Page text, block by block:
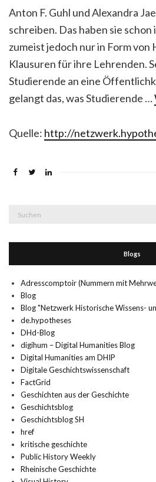
Anton F. Guhl und Alexandra
schreiben. Das haben sie schon
zumeist jedoch nur in Form
Klausuren für ihre Lehrenden.
Studierende an eine
gelangt das, was Studierende …
Quelle: http://
Blogs
Adresscomptoir (Nummern mit
Blog
Blog "Netzwerk Historische Wissens-
de.hypotheses
DHd-Blog
digihum – Digital Humanities Blog
Digital Humanities am DHIP
Digitale Geschichtswissenschaft
FactGrid
Geschichten aus der Geschichte
Geschichtsblog
Geschichtsblog SH
href
kritische geschichte
Public History Weekly
Rheinische Geschichte